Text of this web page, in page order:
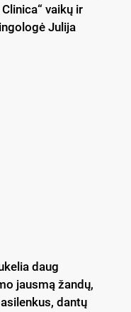
vaikų ir
Julija
daug
jausmą žandų,
dantų